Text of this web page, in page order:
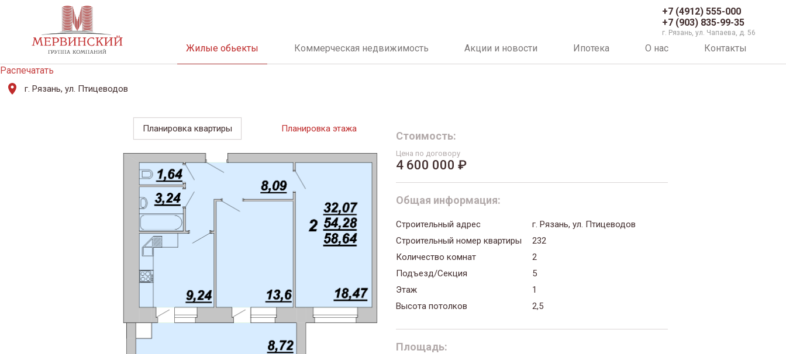
+7 (4912) 555-000
+7 (903) 835-99-35
г. Рязань, ул. Чапаева, д. 56
Жилые обьекты Коммерческая недвижимость Акции и новости Ипотека О нас
Контакты
Распечатать
г. Рязань, ул. Птицеводов
Планировка квартиры Планировка этажа
Стоимость:
Цена по договору
4 600 000 ₽
Общая информация:
Строительный адрес
г. Рязань, ул. Птицеводов
Строительный номер квартиры
232
Количество комнат
2
Подъезд/Секция
5
Этаж
1
Высота потолков
2,5
Площадь: